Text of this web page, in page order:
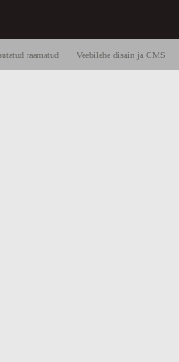
Veebilehe disain ja CMS
raamatud